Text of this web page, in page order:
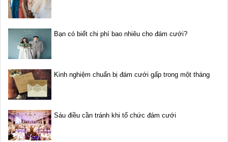
Bạn có biết chi phí bao nhiêu cho đám cưới?
Kinh nghiệm chuẩn bị đám cưới gấp trong một tháng
Sáu điều cần tránh khi tổ chức đám cưới